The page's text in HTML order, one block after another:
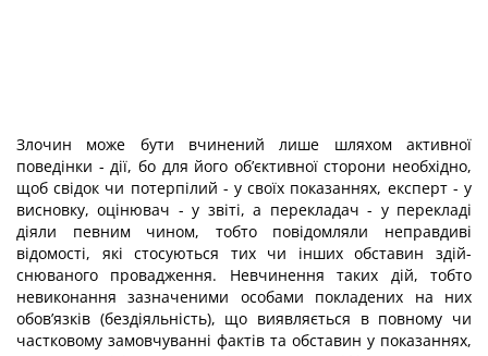
Злочин може бути вчинений лише шляхом активної
поведінки - дії, бо для його об’єктивної сторони необхідно,
щоб свідок чи потерпілий - у своїх показаннях, екс­перт - у
висновку, оцінювач - у звіті, а перекладач - у перекладі
діяли певним чином, тобто повідомляли неправдиві
відомості, які стосуються тих чи інших обставин здій­
снюваного провадження. Невчинення таких дій, тобто
невиконання зазначеними осо­бами покладених на них
обов’язків (бездіяльність), що виявляється в повному чи
частковому замовчуванні фактів та обставин у показаннях,